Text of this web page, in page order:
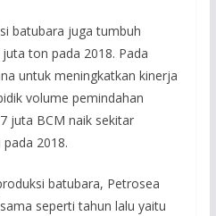
batubara juga tumbuh
ton pada 2018. Pada
untuk meningkatkan kinerja
volume pemindahan
juta BCM naik sekitar
2018.
batubara, Petrosea
seperti tahun lalu yaitu